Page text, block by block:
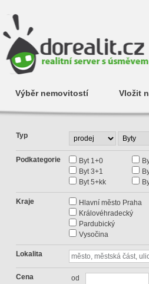
Výběr nemovitostí Vložit
Typ
Podkategorie Byt 1+0
Byt 3+1
Byt 5+kk
Kraje Hlavní město Praha
Královéhradecký
Pardubický
Vysočina
Lokalita
Cena od